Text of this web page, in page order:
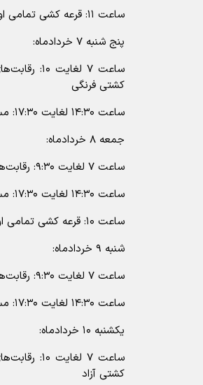
ساعت ۱۱: قرعه کشی تمامی اوزان کشتی فرنگی
پنج شنبه ۷ خردادماه:
کشتی فرنگی
ساعت ۱۴:۳۰ لغایت ۱۷:۳۰: مسابقات رده بندی و فینال اوزان فوق
جمعه ۸ خردادماه:
ساعت ۷ لغایت ۹:۳۰: رقابت‌های مقدماتی اوزان ۶۵، ۷۱ و ۸۰ کیلوگرم کشتی فرنگی
ساعت ۱۴:۳۰ لغایت ۱۷:۳۰: مسابقات رده بندی و فینال اوزان فوق
ساعت ۱۰: قرعه کشی تمامی اوزان کشتی آزاد
شنبه ۹ خردادماه:
ساعت ۷ لغایت ۹:۳۰: رقابت‌های مقدماتی اوزان ۶۵، ۷۱ و ۸۰ کیلوگرم کشتی آزاد
ساعت ۱۴:۳۰ لغایت ۱۷:۳۰: مسابقات رده بندی و فینال اوزان فوق
یکشنبه ۱۰ خردادماه:
کشتی آزاد